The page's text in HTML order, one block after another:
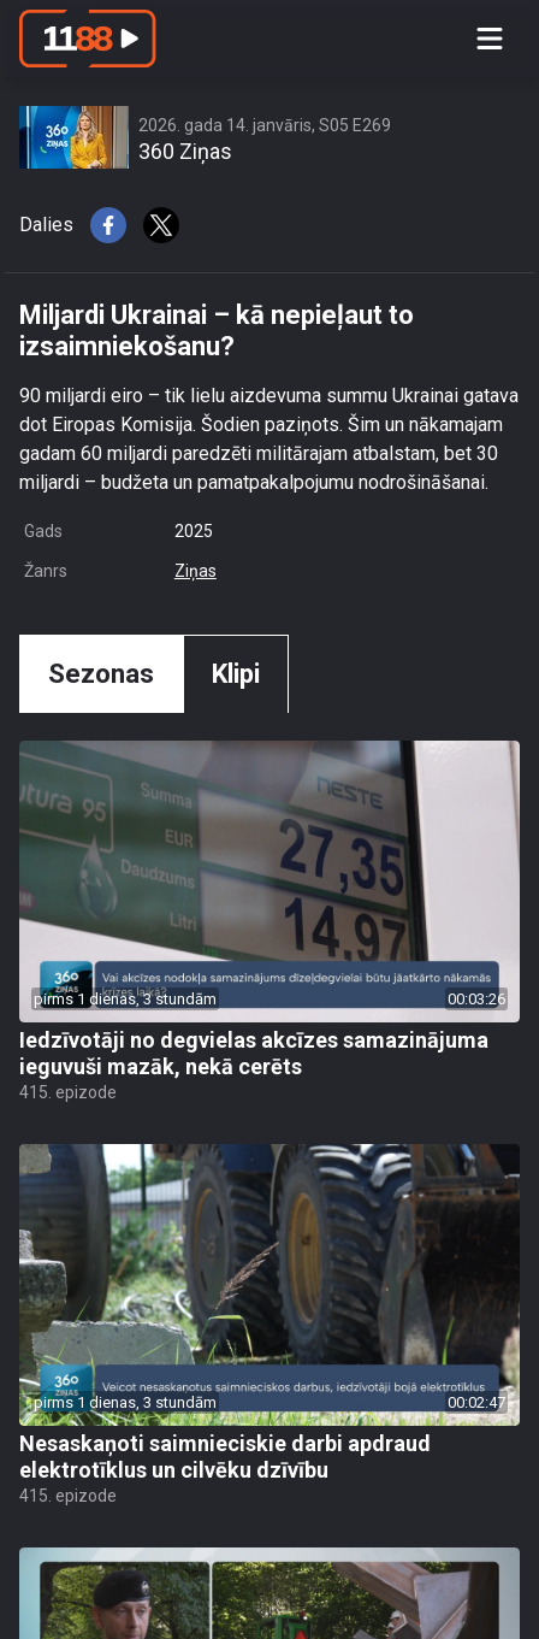
Miljardi Ukrainai – kā nepieļaut to
2026. gada 14. janvāris, S05 E269
360 Ziņas
Dalies
Miljardi Ukrainai – kā nepieļaut to
izsaimniekošanu?
90 miljardi eiro – tik lielu aizdevuma summu Ukrainai gatava
dot Eiropas Komisija. Šodien paziņots. Šim un nākamajam
gadam 60 miljardi paredzēti militārajam atbalstam, bet 30
miljardi – budžeta un pamatpakalpojumu nodrošināšanai.
Gads 2025
Žanrs Ziņas
Sezonas Klipi
pirms 1 dienas, 3 stundām 00:03:26
Iedzīvotāji no degvielas akcīzes samazinājuma
ieguvuši mazāk, nekā cerēts
415. epizode
pirms 1 dienas, 3 stundām 00:02:47
Nesaskaņoti saimnieciskie darbi apdraud
elektrotīklus un cilvēku dzīvību
415. epizode